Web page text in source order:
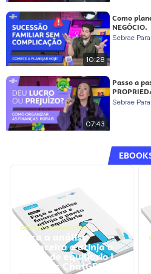
10:28
Como
NEGÓCIO.
Sebrae
07:43
Passo a
Sebrae
GESTÃO FINANCEIRA
Faça a análise
financeira e atinja o
ponto de equilíbrio |
Prompts ChatGPT